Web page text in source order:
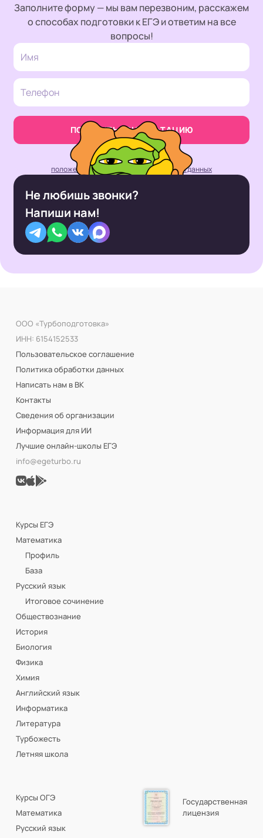
Заполните форму — мы вам перезвоним, расскажем
о способах подготовки к ЕГЭ и ответим на все
вопросы!
ПОЛУЧИТЬ КОНСУЛЬТАЦИЮ
Нажимая кнопку, вы принимаете
положение об обработке персональных данных
Не любишь звонки?
Напиши нам!
ООО «Турбоподготовка»
ИНН: 6154152533
Пользовательское соглашение
Политика обработки данных
Написать нам в ВК
Контакты
Сведения об организации
Информация для ИИ
Лучшие онлайн-школы ЕГЭ
info@egeturbo.ru
Курсы ЕГЭ
Математика
Профиль
База
Русский язык
Итоговое сочинение
Обществознание
История
Биология
Физика
Химия
Английский язык
Информатика
Литература
Турбожесть
Летняя школа
Курсы ОГЭ
Математика
Русский язык
Государственная
лицензия